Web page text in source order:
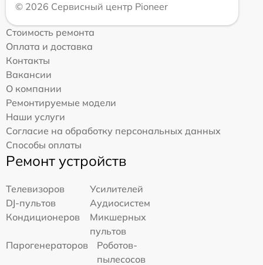
© 2026 Сервисный центр Pioneer
Стоимость ремонта
Оплата и доставка
Контакты
Вакансии
О компании
Ремонтируемые модели
Наши услуги
Согласие на обработку персональных данных
Способы оплаты
Ремонт устройств
Телевизоров
Усилителей
DJ-пультов
Аудиосистем
Кондиционеров
Микшерных
пультов
Парогенераторов
Роботов-
пылесосов